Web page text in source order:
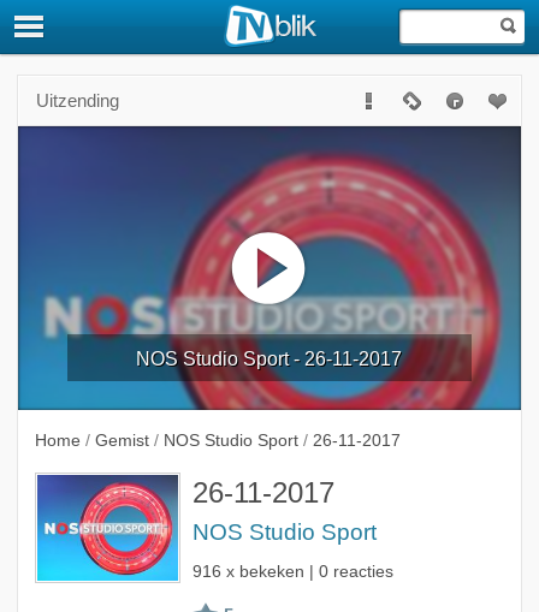
Uitzending
NOS Studio Sport - 26-11-2017
Home / Gemist / NOS Studio Sport / 26-11-2017
26-11-2017
NOS Studio Sport
916 x bekeken | 0 reacties